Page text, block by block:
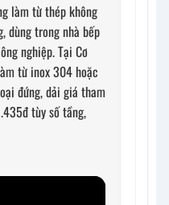
làm từ thép không
dùng trong nhà bếp
nghiệp. Tại Cơ
từ inox 304 hoặc
đứng, dải giá tham
tùy số tầng,